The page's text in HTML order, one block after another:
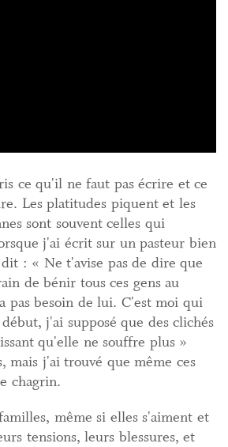
ce qu'il ne faut pas écrire et ce
Les platitudes piquent et les
sont souvent celles qui
j'ai écrit sur un pasteur bien
: « Ne t'avise pas de dire que
de bénir tous ces gens au
pas besoin de lui. C'est moi qui
j'ai supposé que des clichés
qu'elle ne souffre plus »
mais j'ai trouvé que même ces
chagrin.
même si elles s'aiment et
tensions, leurs blessures, et